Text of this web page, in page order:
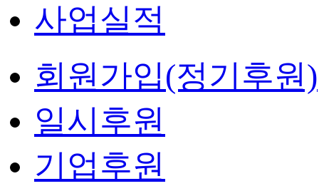
사업실적
회원가입(정기후원)
일시후원
기업후원